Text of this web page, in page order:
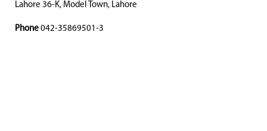
Lahore 36-K, Model Town, Lahore
Phone 042-35869501-3